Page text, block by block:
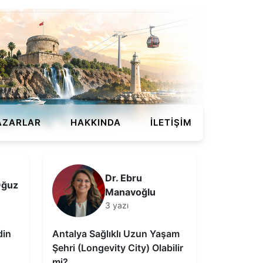
HAKKINDA İLETIŞIM
Dr. Ebru
Manavoğlu
3 yazı
Antalya Sağlıklı Uzun Yaşam
Şehri (Longevity City) Olabilir